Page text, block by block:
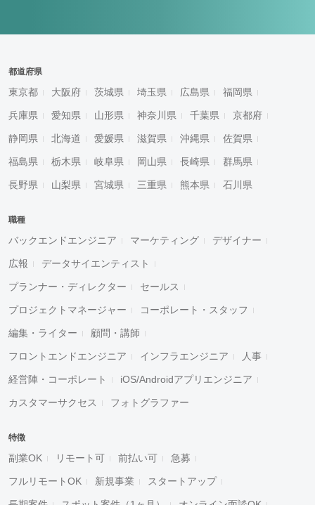
都道府県
東京都 大阪府 茨城県 埼玉県 広島県 福岡県
兵庫県 愛知県 山形県 神奈川県 千葉県 京都府
静岡県 北海道 愛媛県 滋賀県 沖縄県 佐賀県
福島県 栃木県 岐阜県 岡山県 長崎県 群馬県
長野県 山梨県 宮城県 三重県 熊本県 石川県
職種
バックエンドエンジニア マーケティング デザイナー
広報 データサイエンティスト
プランナー・ディレクター セールス
プロジェクトマネージャー コーポレート・スタッフ
編集・ライター 顧問・講師
フロントエンドエンジニア インフラエンジニア 人事
経営陣・コーポレート iOS/Androidアプリエンジニア
カスタマーサクセス フォトグラファー
特徴
副業OK リモート可 前払い可 急募
フルリモートOK 新規事業 スタートアップ